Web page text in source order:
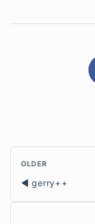
OLDER
gerry++